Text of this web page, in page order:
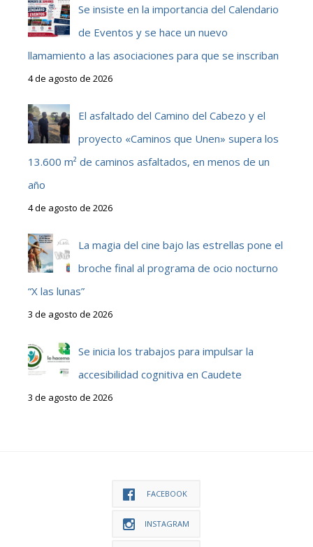
Se insiste en la importancia del Calendario
de Eventos y se hace un nuevo
llamamiento a las asociaciones para que se inscriban
4 de agosto de 2026
El asfaltado del Camino del Cabezo y el
proyecto «Caminos que Unen» supera los
13.600 m² de caminos asfaltados, en menos de un
año
4 de agosto de 2026
La magia del cine bajo las estrellas pone el
broche final al programa de ocio nocturno
“X las lunas”
3 de agosto de 2026
Se inicia los trabajos para impulsar la
accesibilidad cognitiva en Caudete
3 de agosto de 2026
FACEBOOK
INSTAGRAM